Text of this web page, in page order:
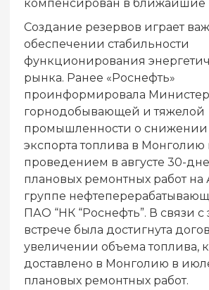
компенсирован в ближайшие
Создание резервов играет
обеспечении стабильности
функционирования
рынка. Ранее «Роснефть»
проинформировала
горнодобывающей и тяжелой
промышленности о снижении
экспорта топлива в Монголию
проведением в августе 30-
плановых ремонтных работ на
группе
ПАО “НК “Роснефть”. В связи с
встрече была достигнута
увеличении объема топлива,
доставлено в Монголию в
плановых ремонтных работ.